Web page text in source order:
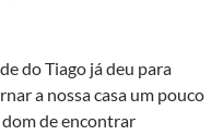
do Tiago já deu para
a nossa casa um pouco
de encontrar